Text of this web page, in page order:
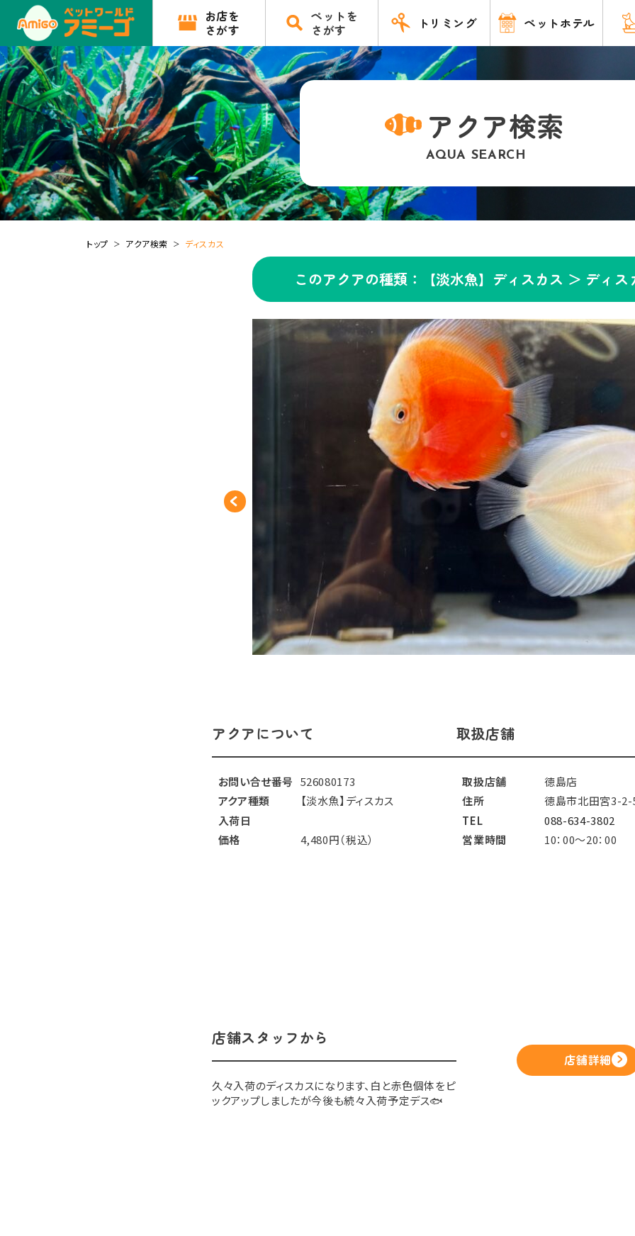
お店を
さがす
ペットを
さがす
トリミング ペットホテル
アクア検索
AQUA SEARCH
トップ アクア検索 ディスカス
このアクアの種類：【淡水魚】ディスカス ＞ ディス
アクアについて
お問い合せ番号 526080173
アクア種類
【淡水魚】ディスカス
入荷日
価格
4,480円（税込）
取扱店舗
取扱店舗
徳島店
住所
徳島市北田宮3-2-
TEL
088-634-3802
営業時間
10：00～20：00
店舗詳細
店舗スタッフから
久々入荷のディスカスになります、白と赤色個体をピ
ックアップしましたが今後も続々入荷予定デス🐟